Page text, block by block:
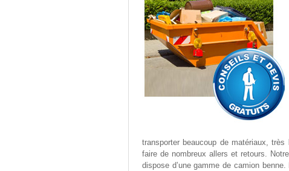
transporter beaucoup de matériaux,
faire de nombreux allers et retours.
dispose d’une gamme de camion